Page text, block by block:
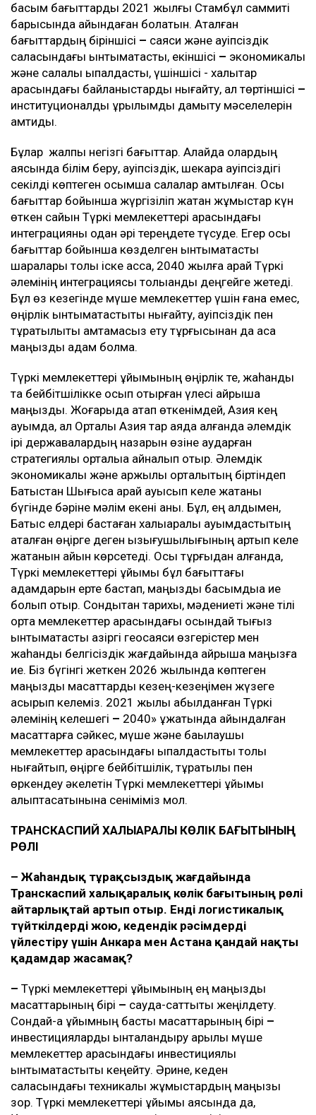
басым бағыттарды 2021 жылғы Стамбұл саммиті
барысында айқындаған болатын. Аталған
бағыттардың біріншісі – саяси және қауіпсіздік
саласындағы ынтымақтастық, екіншісі – экономикалық
және салалық ықпалдастық, үшіншісі - халықтар
арасындағы байланыстарды нығайту, ал төртіншісі –
институционалдық құрылымды дамыту мәселелерін
қамтиды.
Бұлар жалпы негізгі бағыттар. Алайда олардың
аясында білім беру, қауіпсіздік, шекара қауіпсіздігі
секілді көптеген қосымша салалар қамтылған. Осы
бағыттар бойынша жүргізіліп жатқан жұмыстар күн
өткен сайын Түркі мемлекеттері арасындағы
интеграцияны одан әрі тереңдете түсуде. Егер осы
бағыттар бойынша көзделген ынтымақтастық
шаралары толық іске асса, 2040 жылға қарай Түркі
әлемінің интеграциясы толыққанды деңгейге жетеді.
Бұл өз кезегінде мүше мемлекеттер үшін ғана емес,
өңірлік ынтымақтастықты нығайту, қауіпсіздік пен
тұрақтылықты қамтамасыз ету тұрғысынан да аса
маңызды қадам болмақ.
Түркі мемлекеттері ұйымының өңірлік те, жаһандық
та бейбітшілікке қосып отырған үлесі айрықша
маңызды. Жоғарыда атап өткенімдей, Азия кең
ауқымда, ал Орталық Азия тар аяда алғанда әлемдік
ірі державалардың назарын өзіне аударған
стратегиялық орталыққа айналып отыр. Әлемдік
экономикалық және қаржылық орталықтың біртіндеп
Батыстан Шығысқа қарай ауысып келе жатқаны
бүгінде бәріне мәлім екені анық. Бұл, ең алдымен,
Батыс елдері бастаған халықаралық қауымдастықтың
аталған өңірге деген қызығушылығының артып келе
жатқанын айқын көрсетеді. Осы тұрғыдан алғанда,
Түркі мемлекеттері ұйымы бұл бағыттағы
қадамдарын ерте бастап, маңызды басымдыққа ие
болып отыр. Сондықтан тарихы, мәдениеті және тілі
ортақ мемлекеттер арасындағы осындай тығыз
ынтымақтастық қазіргі геосаяси өзгерістер мен
жаһандық белгісіздік жағдайында айрықша маңызға
ие. Біз бүгінгі жеткен 2026 жылында көптеген
маңызды мақсаттарды кезең-кезеңімен жүзеге
асырып келеміз. 2021 жылы қабылданған Түркі
әлемінің келешегі – 2040» құжатында айқындалған
мақсаттарға сәйкес, мүше және бақылаушы
мемлекеттер арасындағы ықпалдастықты толық
нығайтып, өңірге бейбітшілік, тұрақтылық пен
өркендеу әкелетін Түркі мемлекеттері ұйымы
қалыптасатынына сеніміміз мол.
ТРАНСКАСПИЙ ХАЛЫҚАРАЛЫҚ КӨЛІК БАҒЫТЫНЫҢ
РӨЛІ
– Жаһандық тұрақсыздық жағдайында
Транскаспий халықаралық көлік бағытының рөлі
айтарлықтай артып отыр. Енді логистикалық
түйткілдерді жою, кедендік рәсімдерді
үйлестіру үшін Анкара мен Астана қандай нақты
қадамдар жасамақ?
– Түркі мемлекеттері ұйымының ең маңызды
мақсаттарының бірі – сауда-саттықты жеңілдету.
Сондай-ақ ұйымның басты мақсаттарының бірі –
инвестицияларды ынталандыру арқылы мүше
мемлекеттер арасындағы инвестициялық
ынтымақтастықты кеңейту. Әрине, кеден
саласындағы техникалық жұмыстардың маңызы
зор. Түркі мемлекеттері ұйымы аясында да,